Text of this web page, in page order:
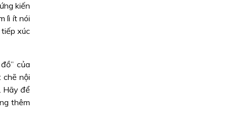
kiến
lì ít nói
xúc
của
chẽ nội
Hãy để
thêm